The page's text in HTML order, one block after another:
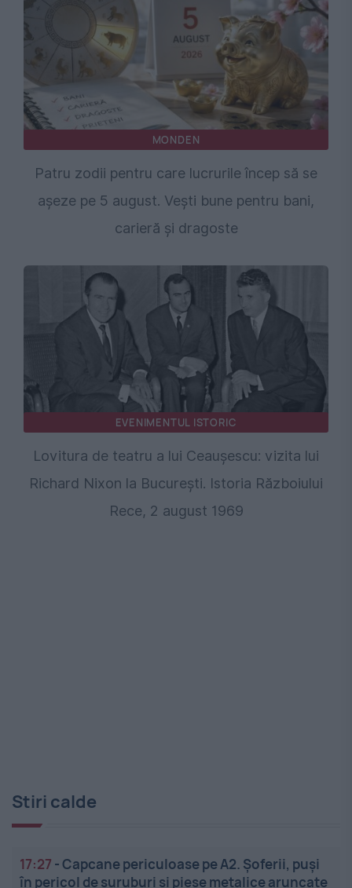
MONDEN
Patru zodii pentru care lucrurile încep să se
așeze pe 5 august. Vești bune pentru bani,
carieră și dragoste
EVENIMENTUL ISTORIC
Lovitura de teatru a lui Ceaușescu: vizita lui
Richard Nixon la București. Istoria Războiului
Rece, 2 august 1969
Stiri calde
17:27 -Capcane periculoase pe A2. Șoferii, puși
în pericol de șuruburi și piese metalice aruncate